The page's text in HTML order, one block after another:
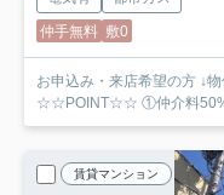
仲手無料 敷0
お申込み・来店希望の方 ↓
☆☆POINT☆☆ ①仲介料
賃貸マンション